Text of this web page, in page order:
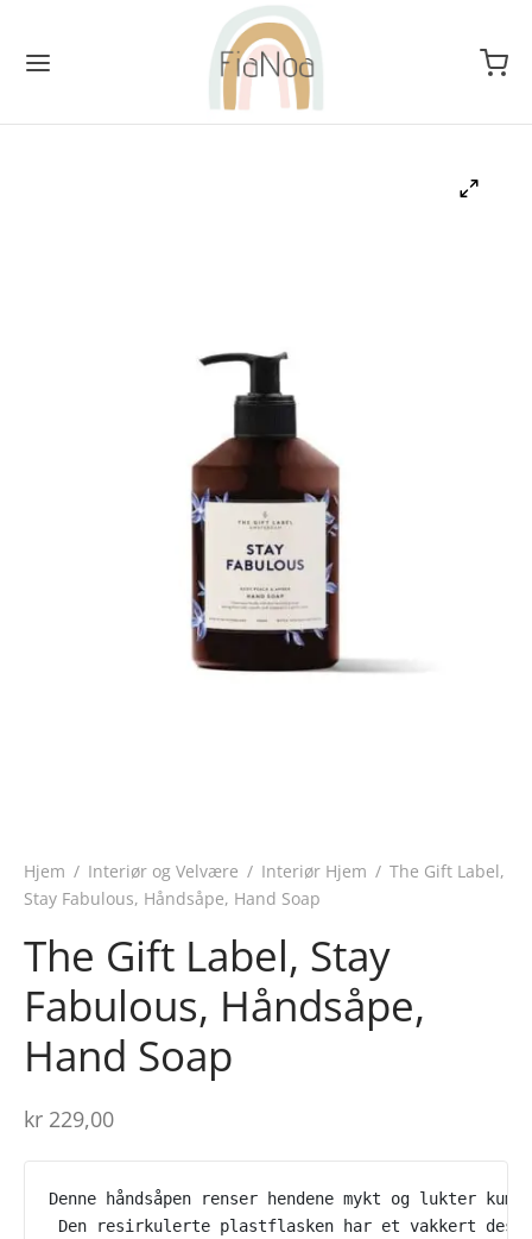
Hjem / Interiør og Velvære / Interiør Hjem / The Gift Label,
Stay Fabulous, Håndsåpe, Hand Soap
The Gift Label, Stay
Fabulous, Håndsåpe,
Hand Soap
kr 229,00
Denne håndsåpen renser hendene mykt og lukter
Den resirkulerte plastflasken har et vakkert